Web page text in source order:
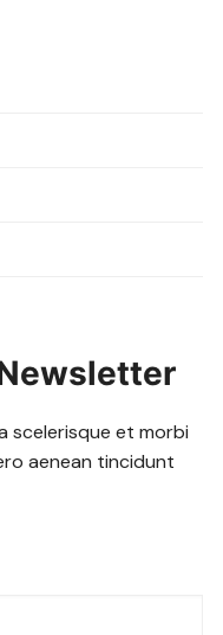
scelerisque et morbi
aenean tincidunt